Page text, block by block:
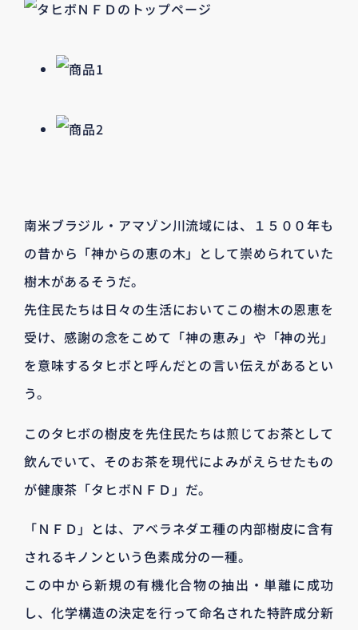
南米ブラジル・アマゾン川流域には、１５００年も
の昔から「神からの恵の木」として崇められていた
樹木があるそうだ。
先住民たちは日々の生活においてこの樹木の恩恵を
受け、感謝の念をこめて「神の恵み」や「神の光」
を意味するタヒボと呼んだとの言い伝えがあるとい
う。
このタヒボの樹皮を先住民たちは煎じてお茶として
飲んでいて、そのお茶を現代によみがえらせたもの
が健康茶「タヒボＮＦＤ」だ。
「ＮＦＤ」とは、アベラネダエ種の内部樹皮に含有
されるキノンという色素成分の一種。
この中から新規の有機化合物の抽出・単離に成功
し、化学構造の決定を行って命名された特許成分新